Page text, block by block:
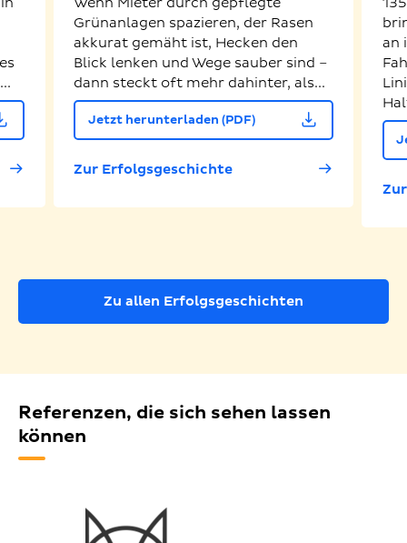
Grünanlagen spazieren, der Rasen
akkurat gemäht ist, Hecken den
Blick lenken und Wege sauber sind –
dann steckt oft mehr dahinter, als...
Jetzt herunterladen (PDF)
Zur Erfolgsgeschichte
an
Zu allen Erfolgsgeschichten
Referenzen, die sich sehen lassen
können